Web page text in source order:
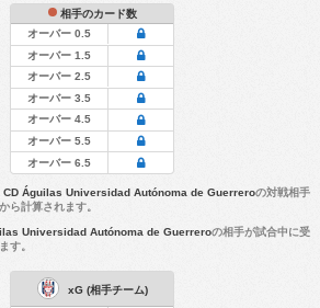
相手のカード数
オーバー 0.5
オーバー 1.5
オーバー 2.5
オーバー 3.5
オーバー 4.5
オーバー 5.5
オーバー 6.5
CD Águilas Universidad Autónoma de Guerreroの対戦相手
ら計算されます。
Universidad Autónoma de Guerreroの相手が試合中に受
す。
xG (相手チーム)